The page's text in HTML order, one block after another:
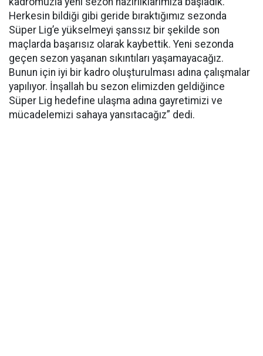
Herkesin bildiği gibi geride bıraktığımız sezonda
Süper Lig’e yükselmeyi şanssız bir şekilde son
maçlarda başarısız olarak kaybettik. Yeni sezonda
geçen sezon yaşanan sıkıntıları yaşamayacağız.
Bunun için iyi bir kadro oluşturulması adına çalışmalar
yapılıyor. İnşallah bu sezon elimizden geldiğince
Süper Lig hedefine ulaşma adına gayretimizi ve
mücadelemizi sahaya yansıtacağız” dedi.